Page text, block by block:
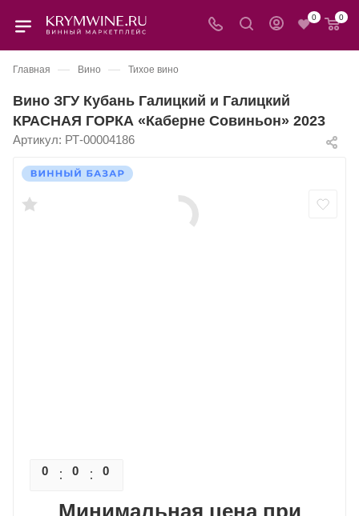
0 0
Главная — Вино — Тихое вино
Вино ЗГУ Кубань Галицкий и Галицкий
КРАСНАЯ ГОРКА «Каберне Совиньон» 2023
Артикул: РТ-00004186
0 0 0
Минимальная цена при